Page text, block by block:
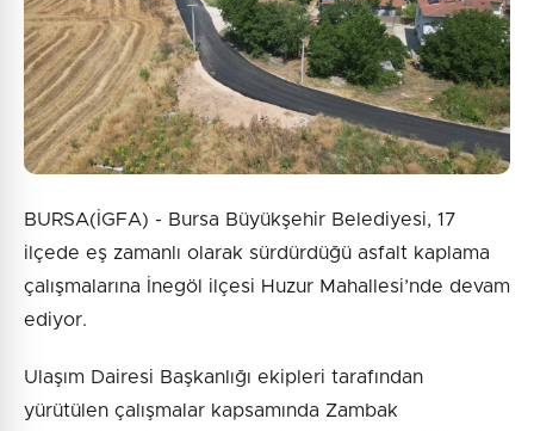
BURSA(İGFA) - Bursa Büyükşehir Belediyesi, 17
ilçede eş zamanlı olarak sürdürdüğü asfalt kaplama
çalışmalarına İnegöl ilçesi Huzur Mahallesi’nde devam
ediyor.
Ulaşım Dairesi Başkanlığı ekipleri tarafından
yürütülen çalışmalar kapsamında Zambak